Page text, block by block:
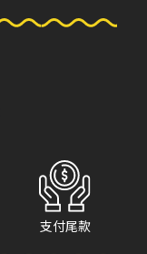
支付尾款